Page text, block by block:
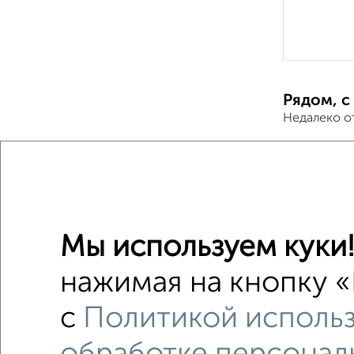
Рядом,
Недалеко
на
С
с
с
Мы используем куки!
нажимая на кнопку
с Политикой